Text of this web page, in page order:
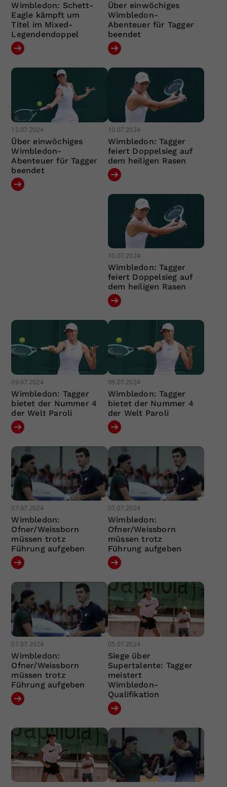
Wimbledon: Schett-
Eagle kämpft um
Titel im Mixed-
Legendendoppel
Über einwöchiges
Wimbledon-
Abenteuer für Tagger
beendet
12.07.2024
Über einwöchiges
Wimbledon-
Abenteuer für Tagger
beendet
10.07.2024
Wimbledon: Tagger
feiert Doppelsieg auf
dem heiligen Rasen
10.07.2024
Wimbledon: Tagger
feiert Doppelsieg auf
dem heiligen Rasen
09.07.2024
Wimbledon: Tagger
bietet der Nummer 4
der Welt Paroli
09.07.2024
Wimbledon: Tagger
bietet der Nummer 4
der Welt Paroli
07.07.2024
Wimbledon:
Ofner/Weissborn
müssen trotz
Führung aufgeben
07.07.2024
Wimbledon:
Ofner/Weissborn
müssen trotz
Führung aufgeben
07.07.2024
Wimbledon:
Ofner/Weissborn
müssen trotz
Führung aufgeben
05.07.2024
Siege über
Supertalente: Tagger
meistert
Wimbledon-
Qualifikation